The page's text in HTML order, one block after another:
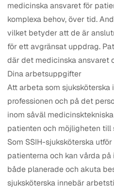
medicinska ansvaret för
komplexa behov, över tid.
vilket betyder att de är
för ett avgränsat uppdrag.
där det medicinska ansvaret
Dina arbetsuppgifter
Att arbeta som sjuksköterska
professionen och på det
inom såväl
patienten och möjligheten till
Som SSIH-sjuksköterska
patienterna och kan vårda
både planerade och akuta
sjuksköterska innebär